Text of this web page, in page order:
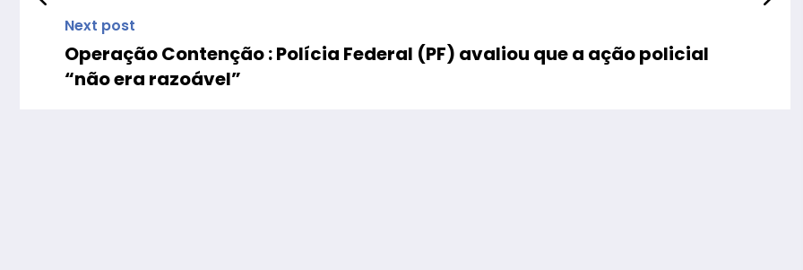
Next post
Operação Contenção : Polícia Federal (PF) avaliou que a ação policial
“não era razoável”